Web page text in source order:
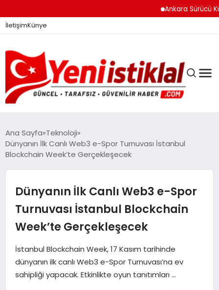
Ankara Sürücü Kursu
İletişimKünye
GÜNDEM
DÜNYA
EĞITIM
EKONOMI
Ana Sayfa Teknoloji
Dünyanın İlk Canlı Web3 e-Spor Turnuvası İstanbul
Blockchain Week’te Gerçekleşecek
Dünyanın İlk Canlı Web3 e-Spor
Turnuvası İstanbul Blockchain
Week’te Gerçekleşecek
İstanbul Blockchain Week, 17 Kasım tarihinde
dünyanın ilk canlı Web3 e-Spor Turnuvası’na ev
sahipliği yapacak. Etkinlikte oyun tanıtımları …